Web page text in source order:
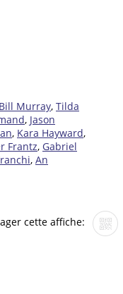
Bill Murray, Tilda
, Jason
, Kara Hayward,
Frantz, Gabriel
, An
cette affiche: